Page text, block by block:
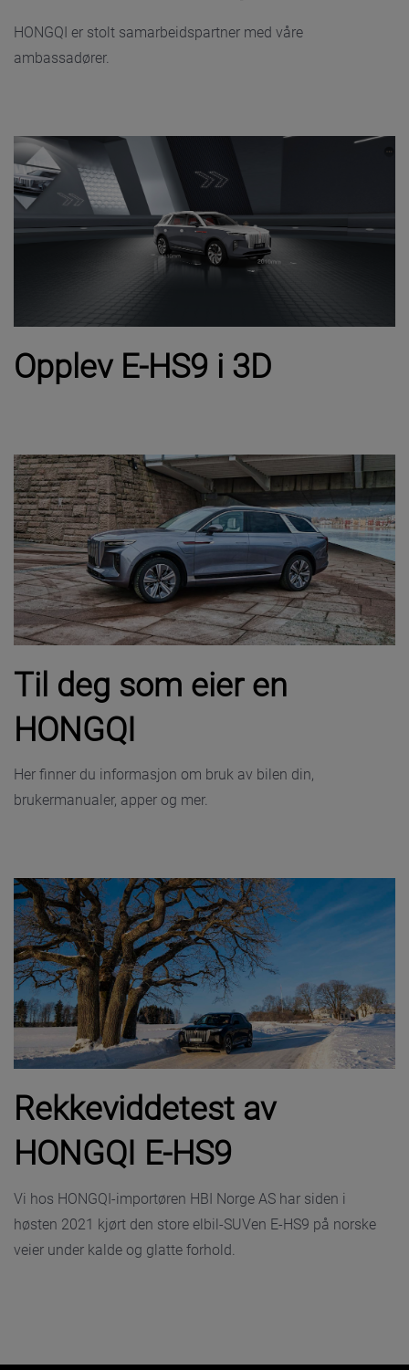
HONGQI er stolt samarbeidspartner med våre
ambassadører.
Opplev E-HS9 i 3D
Til deg som eier en
HONGQI
Her finner du informasjon om bruk av bilen din,
brukermanualer, apper og mer.
Rekkeviddetest av
HONGQI E-HS9
Vi hos HONGQI-importøren HBI Norge AS har siden i
høsten 2021 kjørt den store elbil-SUVen E-HS9 på norske
veier under kalde og glatte forhold.